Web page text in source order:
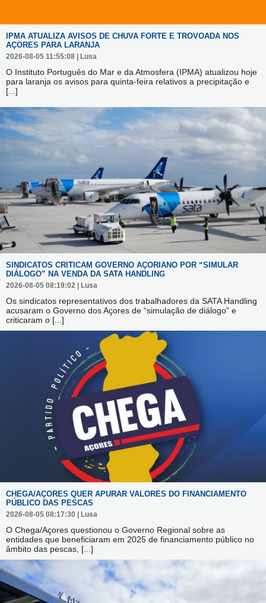
IPMA ATUALIZA AVISOS DE CHUVA FORTE E TROVOADA NOS
AÇORES PARA LARANJA
2026-08-05 11:55:08 | Lusa
O Instituto Português do Mar e da Atmosfera (IPMA) atualizou hoje
para laranja os avisos para quinta-feira relativos a precipitação e
[...]
SINDICATOS CRITICAM GOVERNO AÇORIANO POR “SIMULAR
DIÁLOGO” NA VENDA DA SATA HANDLING
2026-08-05 08:19:02 | Lusa
Os sindicatos representativos dos trabalhadores da SATA Handling
acusaram o Governo dos Açores de “simulação de diálogo” e
criticaram o [...]
CHEGA/AÇORES QUER APURAR VALORES DO FINANCIAMENTO
PÚBLICO DAS PESCAS
2026-08-05 08:17:30 | Lusa
O Chega/Açores questionou o Governo Regional sobre as
entidades que beneficiaram em 2025 de financiamento público no
âmbito das pescas, [...]